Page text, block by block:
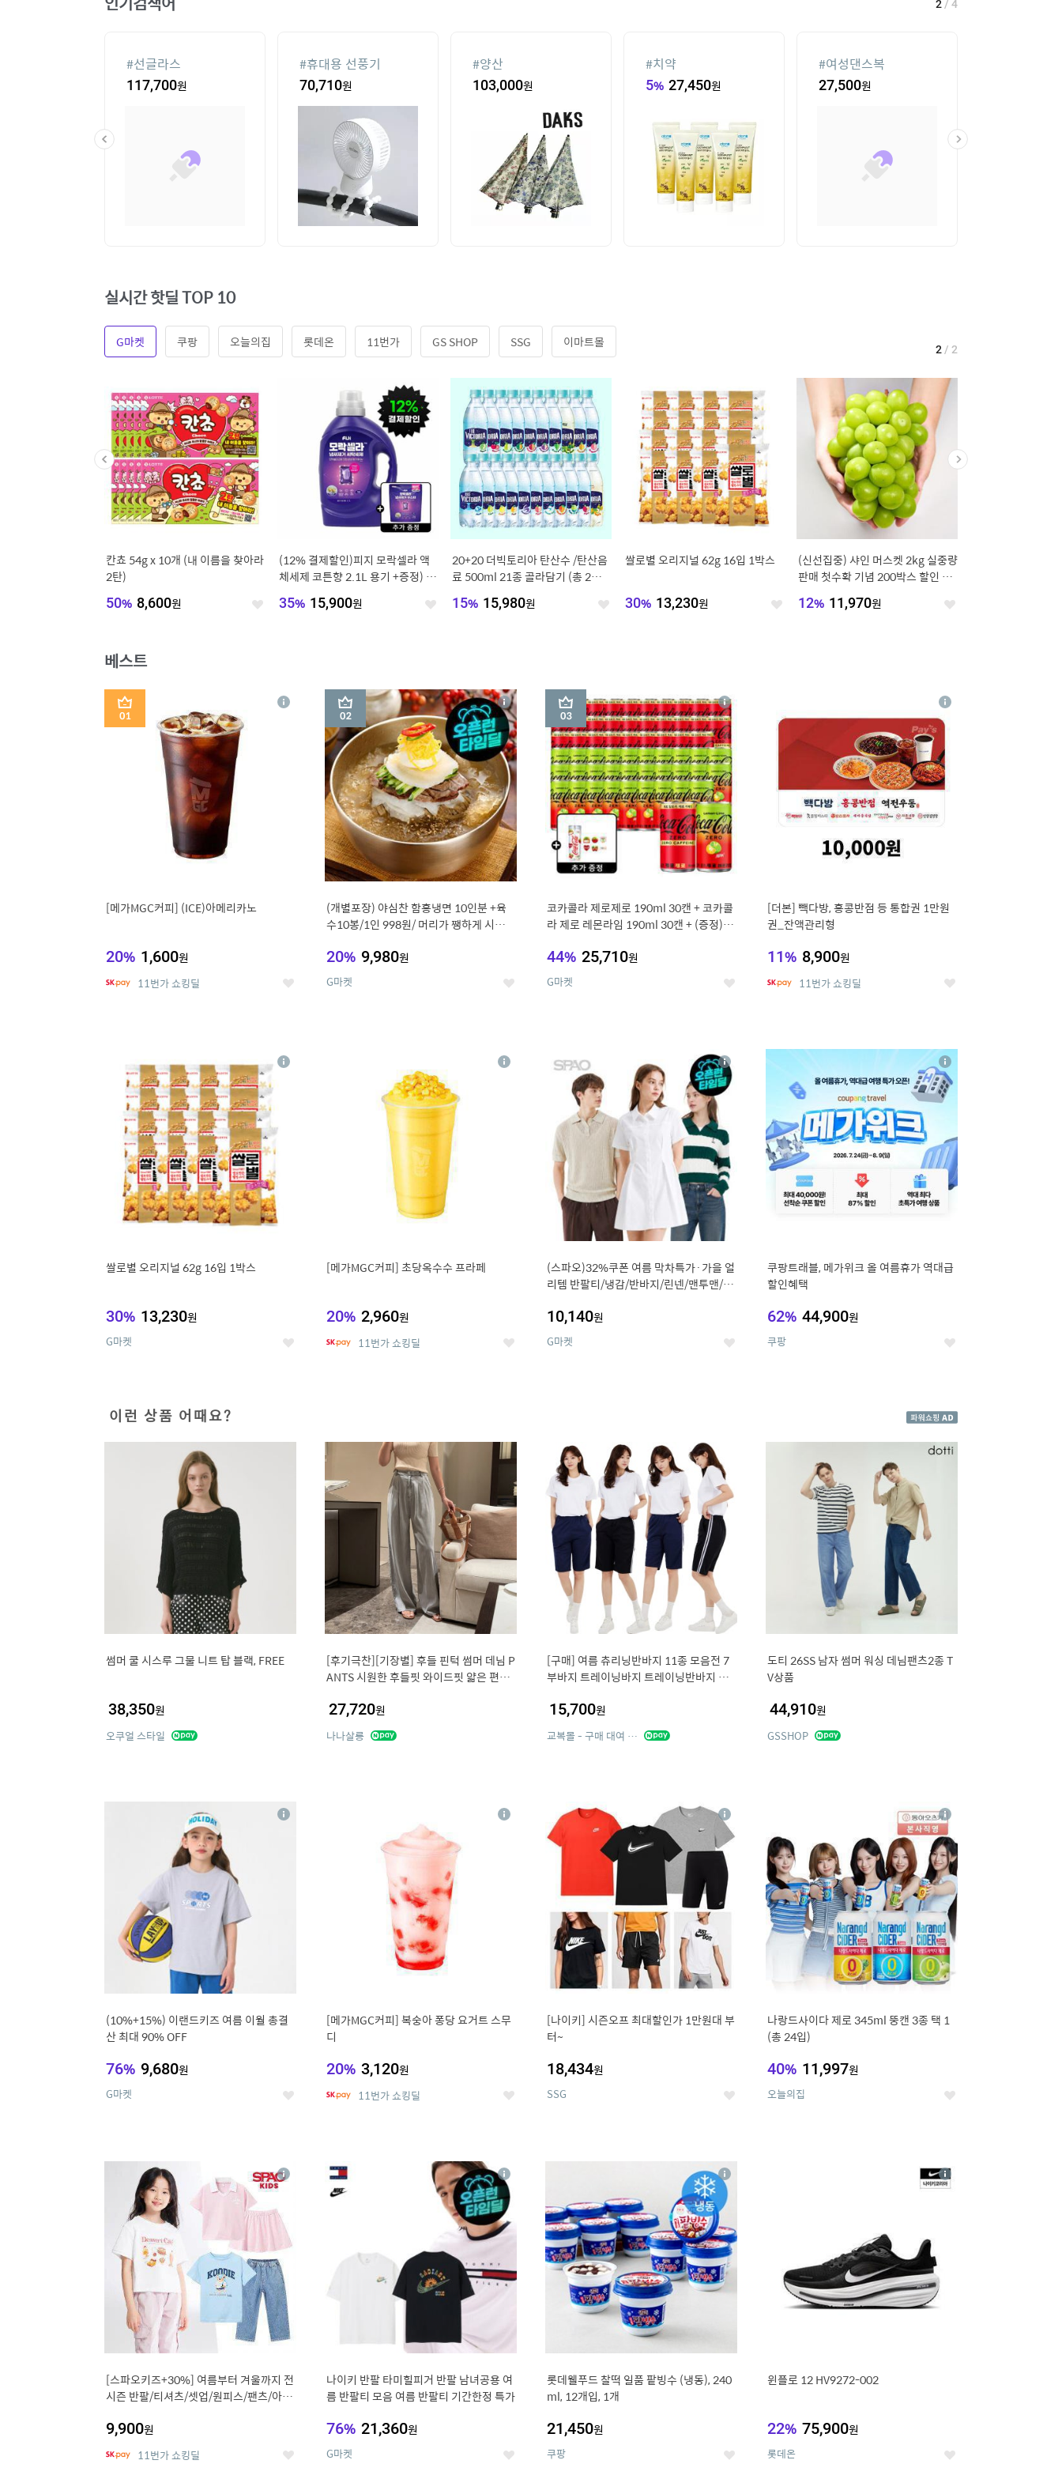
#선글라스
117,700원
#휴대용 선풍기
70,710원
#양산
103,000원
#치약
5% 27,450원
#여성댄스복
27,500원
2 / 4
실시간 핫딜 TOP 10
G마켓 쿠팡 오늘의집 롯데온 11번가 GS SHOP SSG 이마트몰
칸쵸 54g x 10개 (내 이름을 찾아라
2탄)
50% 8,600원 좋
(12% 결제할인)피지 모락셀라 액
체세제 코튼향 2.1L 용기 +증정) 부
35% 15,900원 좋
20+20 더빅토리아 탄산수 /탄산음
료 500ml 21종 골라담기 (총 2박
15% 15,980원 좋
쌀로별 오리지널 62g 16입 1박스
30% 13,230원 좋
(신선집중) 샤인 머스켓 2kg 실중량
판매 첫수확 기념 200박스 할인 이
12% 11,970원 좋
2 / 2
베스트
1
[메가MGC커피] (ICE)아메리카노
20% 1,600원
11번가 쇼킹딜 좋
상
2
(개별포장) 야심찬 함흥냉면 10인분 +육
수10봉/1인 998원/ 머리가 쨍하게 시원한
20% 9,980원
G마켓 좋
상
세
3
코카콜라 제로제로 190ml 30캔 + 코카콜
라 제로 레몬라임 190ml 30캔 + (증정) 콜
44% 25,710원
G마켓 좋
상
세
[더본] 빽다방, 홍콩반점 등 통합권 1만원
권_잔액관리형
11% 8,900원
11번가 쇼킹딜 좋
상
세
쌀로별 오리지널 62g 16입 1박스
30% 13,230원
G마켓 좋
상
[메가MGC커피] 초당옥수수 프라페
20% 2,960원
11번가 쇼킹딜 좋
상
(스파오)32%쿠폰 여름 막차특가·가을 얼
리템 반팔티/냉감/반바지/린넨/맨투맨/슬
10,140원
G마켓 좋
상
세
8
쿠팡트래블, 메가위크 올 여름휴가 역대급
할인혜택
62% 44,900원
쿠팡 좋
상
세
이런 상품 어때요?
썸머 쿨 시스루 그물 니트 탑 블랙, FREE
38,350원
오쿠얼 스타일
[후기극찬][기장별] 후들 핀턱 썸머 데님 P
ANTS 시원한 후들핏 와이드핏 얇은 편안
27,720원
나나살롱
[구매] 여름 츄리닝반바지 11종 모음전 7
부바지 트레이닝바지 트레이닝반바지 학
15,700원
교복몰 - 구매 대여 제작
도티 26SS 남자 썸머 워싱 데님팬츠2종 T
V상품
44,910원
GSSHOP
(10%+15%) 이랜드키즈 여름 이월 총결
산 최대 90% OFF
76% 9,680원
G마켓 좋
상
[메가MGC커피] 복숭아 퐁당 요거트 스무
디
20% 3,120원
11번가 쇼킹딜 좋
상
11
[나이키] 시즌오프 최대할인가 1만원대 부
터~
18,434원
SSG 좋
상
세
나랑드사이다 제로 345ml 뚱캔 3종 택 1
(총 24입)
40% 11,997원
오늘의집 좋
상
세
13
[스파오키즈+30%] 여름부터 겨울까지 전
시즌 반팔/티셔츠/셋업/원피스/팬츠/아우
9,900원
11번가 쇼킹딜 좋
상
14
나이키 반팔 타미힐피거 반팔 남녀공용 여
름 반팔티 모음 여름 반팔티 기간한정 특가
76% 21,360원
G마켓 좋
상
세
롯데웰푸드 찰떡 일품 팥빙수 (냉동), 240
ml, 12개입, 1개
21,450원
쿠팡 좋
상
세
윈플로 12 HV9272-002
22% 75,900원
롯데온 좋
상
세